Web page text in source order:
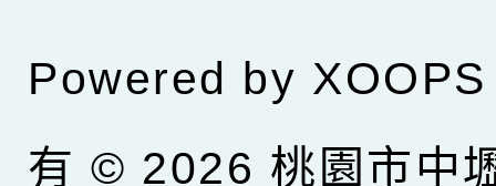
Powered by XOOPS
有 © 2026 桃園市中